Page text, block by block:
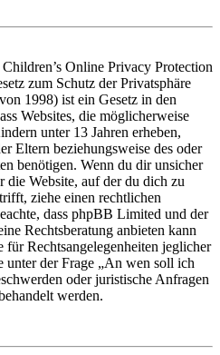
Online Privacy Protection
zum Schutz der Privatsphäre
1998) ist ein Gesetz in den
Websites, die möglicherweise
unter 13 Jahren erheben,
Eltern beziehungsweise des oder
benötigen. Wenn du dir unsicher
die Website, auf der du dich zu
ziehe einen rechtlichen
dass phpBB Limited und der
Rechtsberatung anbieten kann
Rechtsangelegenheiten jeglicher
unter der Frage „An wen soll ich
oder juristische Anfragen
werden.